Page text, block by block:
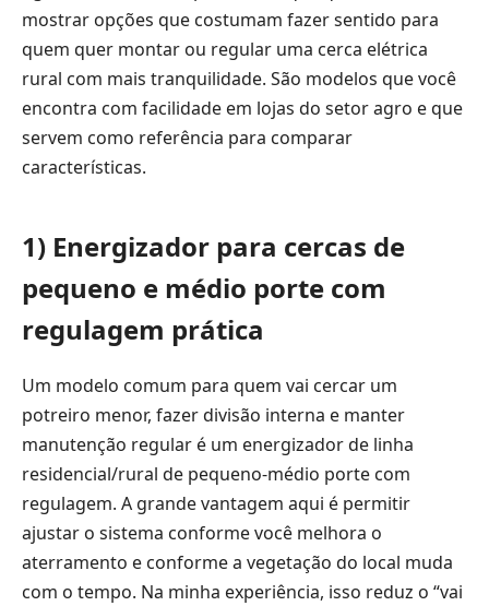
mostrar opções que costumam fazer sentido para
quem quer montar ou regular uma cerca elétrica
rural com mais tranquilidade. São modelos que você
encontra com facilidade em lojas do setor agro e que
servem como referência para comparar
características.
1) Energizador para cercas de
pequeno e médio porte com
regulagem prática
Um modelo comum para quem vai cercar um
potreiro menor, fazer divisão interna e manter
manutenção regular é um energizador de linha
residencial/rural de pequeno-médio porte com
regulagem. A grande vantagem aqui é permitir
ajustar o sistema conforme você melhora o
aterramento e conforme a vegetação do local muda
com o tempo. Na minha experiência, isso reduz o “vai